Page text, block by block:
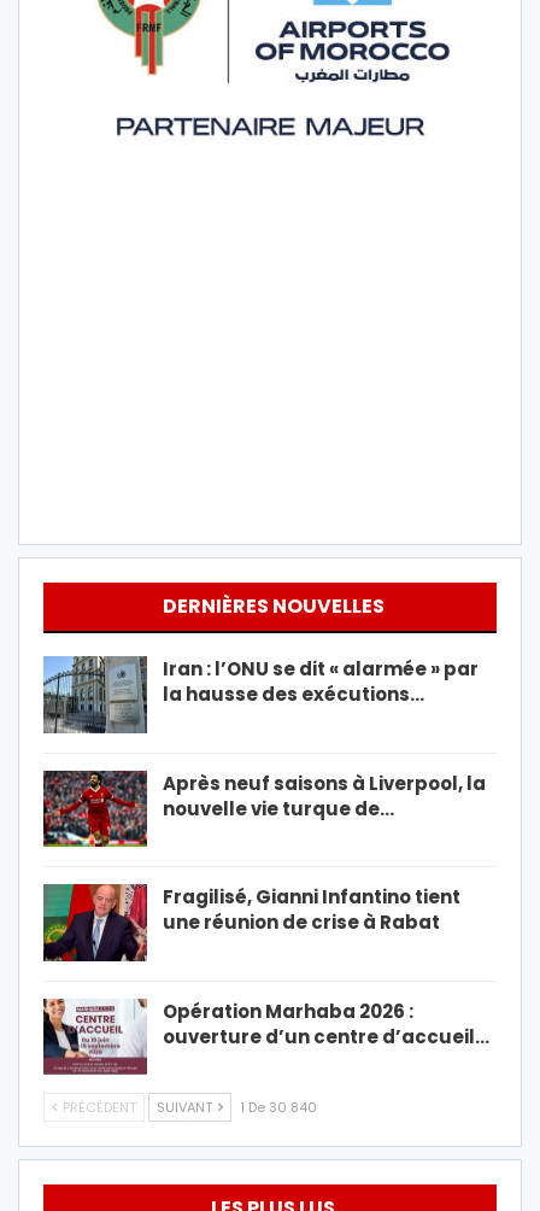
DERNIÈRES NOUVELLES
Iran : l’ONU se dit « alarmée » par
la hausse des exécutions…
Après neuf saisons à Liverpool, la
nouvelle vie turque de…
Fragilisé, Gianni Infantino tient
une réunion de crise à Rabat
Opération Marhaba 2026 :
ouverture d’un centre d’accueil…
PRÉCÉDENT SUIVANT 1 De 30 840